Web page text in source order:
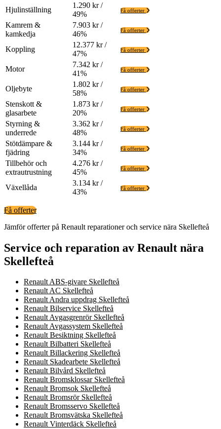
Hjulinställning
1.290 kr /
49%
Få offerter
Kamrem &
kamkedja
7.903 kr /
46%
Få offerter
Koppling
12.377 kr /
47%
Få offerter
Motor
7.342 kr /
41%
Få offerter
Oljebyte
1.802 kr /
58%
Få offerter
Stenskott &
glasarbete
1.873 kr /
20%
Få offerter
Styrning &
underrede
3.362 kr /
48%
Få offerter
Stötdämpare &
fjädring
3.144 kr /
34%
Få offerter
Tillbehör och
extrautrustning
4.276 kr /
45%
Få offerter
Växellåda
3.134 kr /
43%
Få offerter
Få offerter
Jämför offerter på Renault reparationer och service nära Skellefteå
Service och reparation av Renault nära
Skellefteå
Renault ABS-givare Skellefteå
Renault AC Skellefteå
Renault Andra uppdrag Skellefteå
Renault Bilservice Skellefteå
Renault Avgasgrenrör Skellefteå
Renault Avgassystem Skellefteå
Renault Besiktning Skellefteå
Renault Bilbatteri Skellefteå
Renault Billackering Skellefteå
Renault Skadearbete Skellefteå
Renault Bilvård Skellefteå
Renault Bromsklossar Skellefteå
Renault Bromsok Skellefteå
Renault Bromsrör Skellefteå
Renault Bromsservo Skellefteå
Renault Bromsvätska Skellefteå
Renault Vinterdäck Skellefteå